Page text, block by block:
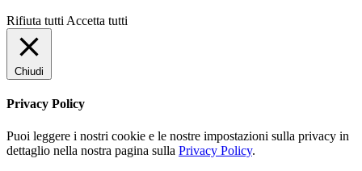
Rifiuta tutti Accetta tutti
Chiudi
Privacy Policy
Puoi leggere i nostri cookie e le nostre impostazioni sulla privacy in
dettaglio nella nostra pagina sulla Privacy Policy.